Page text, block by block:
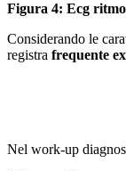
Figura 4: Ecg
Considerando le
registra frequente
Nel work-up